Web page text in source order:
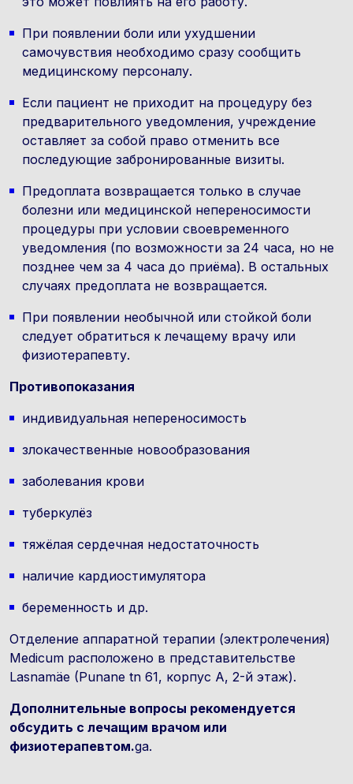
При появлении боли или ухудшении
самочувствия необходимо сразу сообщить
медицинскому персоналу.
Если пациент не приходит на процедуру без
предварительного уведомления, учреждение
оставляет за собой право отменить все
последующие забронированные визиты.
Предоплата возвращается только в случае
болезни или медицинской непереносимости
процедуры при условии своевременного
уведомления (по возможности за 24 часа, но не
позднее чем за 4 часа до приёма). В остальных
случаях предоплата не возвращается.
При появлении необычной или стойкой боли
следует обратиться к лечащему врачу или
физиотерапевту.
Противопоказания
индивидуальная непереносимость
злокачественные новообразования
заболевания крови
туберкулёз
тяжёлая сердечная недостаточность
наличие кардиостимулятора
беременность и др.
Отделение аппаратной терапии (электролечения)
Medicum расположено в представительстве
Lasnamäe (Punane tn 61, корпус A, 2-й этаж).
Дополнительные вопросы рекомендуется
обсудить с лечащим врачом или
физиотерапевтом.ga.